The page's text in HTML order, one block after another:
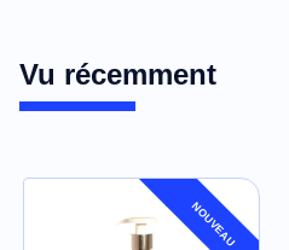
Vu récemment
NOUVEAU